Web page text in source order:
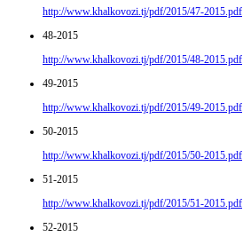
http://www.khalkovozi.tj/pdf/2015/47-2015.pdf
48-2015
http://www.khalkovozi.tj/pdf/2015/48-2015.pdf
49-2015
http://www.khalkovozi.tj/pdf/2015/49-2015.pdf
50-2015
http://www.khalkovozi.tj/pdf/2015/50-2015.pdf
51-2015
http://www.khalkovozi.tj/pdf/2015/51-2015.pdf
52-2015